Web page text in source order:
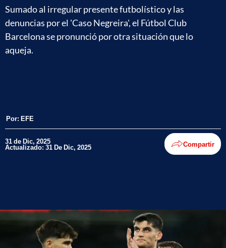
Sumado al irregular presente futbolístico y las
denuncias por el 'Caso Negreira', el Fútbol Club
Barcelona se pronunció por otra situación que lo
aqueja.
Por: EFE
31 de Dic, 2025
Actualizado: 31 De Dic, 2025 Compartir